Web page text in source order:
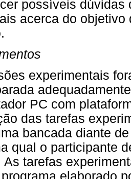
possíveis dúvidas
acerca do
experimentais
PC com
das tarefas
bancada diante
qual o participante
As tarefas
elaborado